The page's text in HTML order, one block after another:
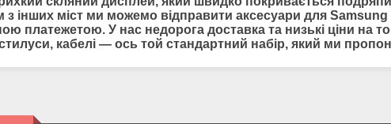
з інших міст ми можемо відправити аксесуари для Samsung
платежетою. У нас недорога доставка та низькі ціни на
кабелі — ось той стандартний набір, який ми